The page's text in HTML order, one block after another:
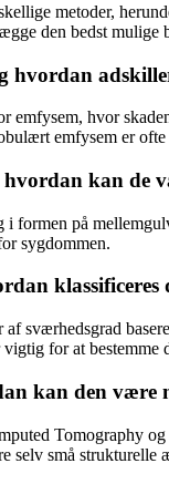
metoder,
den bedst mulige
hvordan
emfysem, hvor
emfysem er
kan de
formen på
sygdommen.
klassificeres
sværhedsgrad
for at bestemme
kan den være
Tomography
selv små